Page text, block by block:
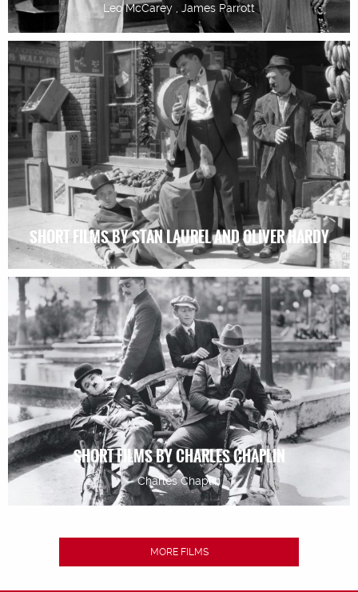
Leo McCarey , James Parrott
SHORT FILMS BY STAN LAUREL AND OLIVER HARDY
SHORT FILMS BY CHARLES CHAPLIN
Charles Chaplin
MORE FILMS